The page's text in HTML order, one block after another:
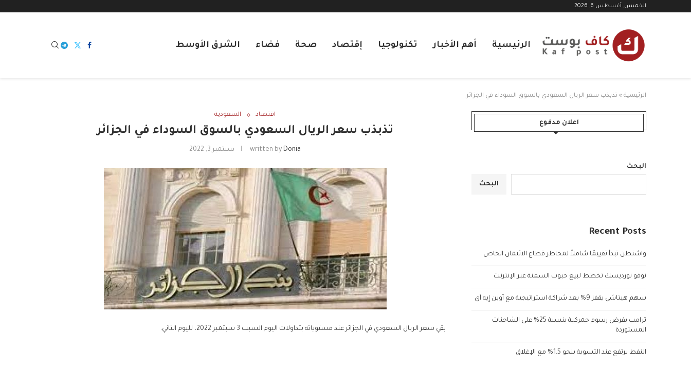
الخميس, أغسطس 6, 2026
الرئيسية أهم الأخبار تكنولوجيا إقتصاد صحة فضاء الشرق الأوسط
الرئيسية » تذبذب سعر الريال السعودي بالسوق السوداء في الجزائر
اقتصاد السعودية
تذبذب سعر الريال السعودي بالسوق السوداء في الجزائر
written by Donia سبتمبر 3, 2022
بقي سعر الريال السعودي في الجزائر عند مستوياته بتداولات اليوم السبت 3 سبتمبر 2022، لليوم الثاني.
اعلان مدفوع
البحث
البحث
Recent Posts
واشنطن تبدأ تقييمًا شاملاً لمخاطر قطاع الائتمان الخاص
نوفو نورديسك تخطط لبيع حبوب السمنة عبر الإنترنت
سهم هيتاشي يقفز 9% بعد شراكة استراتيجية مع أوبن إيه آي
ترامب يفرض رسوم جمركية بنسبة 25% على الشاحنات
المستوردة
النفط يرتفع عند التسوية بنحو 1.5% مع الإغلاق